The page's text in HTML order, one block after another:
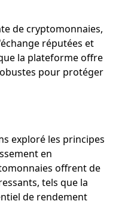
de cryptomonnaies,
réputées et
la plateforme offre
pour protéger
exploré les principes
en
offrent de
tels que la
de rendement